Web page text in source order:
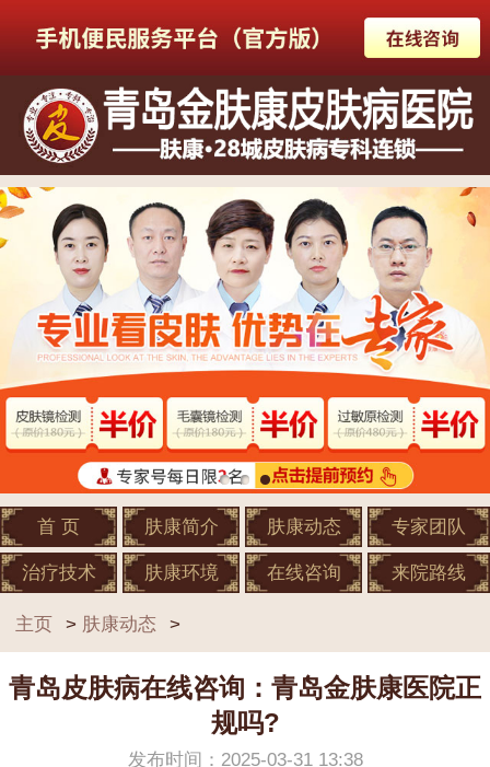
首 页 肤康简介 肤康动态 专家团队
治疗技术 肤康环境 在线咨询 来院路线
主页 > 肤康动态 >
青岛皮肤病在线咨询：青岛金肤康医院正
规吗?
发布时间：2025-03-31 13:38